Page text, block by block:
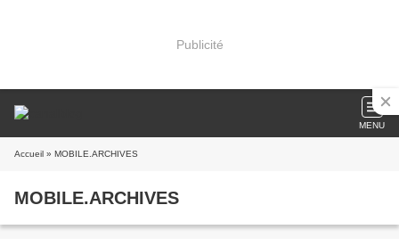
Publicité
MENU
Accueil » MOBILE.ARCHIVES
MOBILE.ARCHIVES